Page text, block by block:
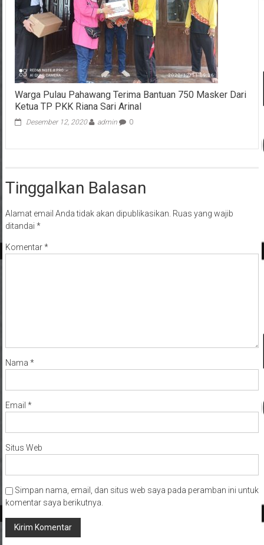
Warga Pulau Pahawang Terima Bantuan 750 Masker Dari
Ketua TP PKK Riana Sari Arinal
Desember 12, 2020 admin 0
Tinggalkan Balasan
Alamat email Anda tidak akan dipublikasikan. Ruas yang wajib
ditandai *
Komentar*
Nama *
Email *
Situs Web
Simpan nama, email, dan situs web saya pada peramban ini untuk
komentar saya berikutnya.